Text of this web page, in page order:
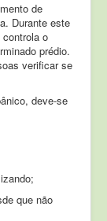
de
Durante este
o
prédio.
verificar se
deve-se
que não